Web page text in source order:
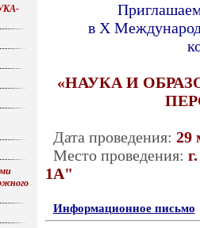
в Х
«НАУКА И
Дата проведения: 29
Место проведения:
1А"
Информационное письмо